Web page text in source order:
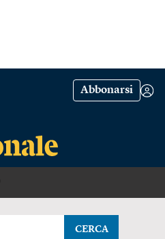
Abbonarsi
CERCA